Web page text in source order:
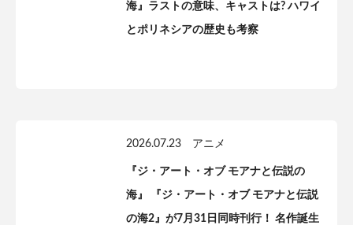
海』ラストの意味、キャストは? ハワイ
とポリネシアの歴史も考察
2026.07.23 アニメ
『ジ・アート・オブ モアナと伝説の
海』 『ジ・アート・オブ モアナと伝説
の海2』が7月31日同時刊行！ 名作誕生